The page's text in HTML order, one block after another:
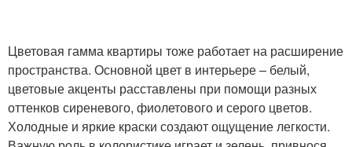
Цветовая гамма квартиры тоже работает на расширение
пространства. Основной цвет в интерьере – белый,
цветовые акценты расставлены при помощи разных
оттенков сиреневого, фиолетового и серого цветов.
Холодные и яркие краски создают ощущение легкости.